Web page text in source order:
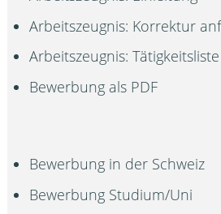
Arbeitszeugnis: Korrektur
Arbeitszeugnis: Tätigkeitsliste
Bewerbung als PDF
Bewerbung in der Schweiz
Bewerbung Studium/Uni